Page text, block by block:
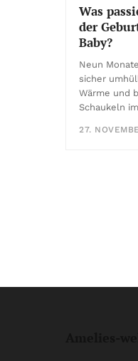
Was
der
Baby?
Neun
sicher
Wärme und
Schaukeln
27.